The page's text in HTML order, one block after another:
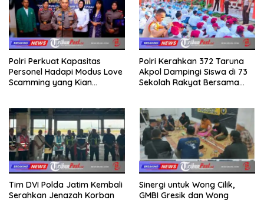
Polri Perkuat Kapasitas
Personel Hadapi Modus Love
Scamming yang Kian
Polri Kerahkan 372 Taruna
Akpol Dampingi Siswa di 73
Sekolah Rakyat Bersama
Tim DVI Polda Jatim Kembali
Serahkan Jenazah Korban
Sinergi untuk Wong Cilik,
GMBI Gresik dan Wong